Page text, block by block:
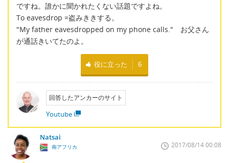
ですね。誰かに聞かれたくない話題ですよね。
To eavesdrop =盗みききする。
"My father eavesdropped on my phone calls." お父さん
が通話きいてたのよ。
役に立った 6
回答したアンカーのサイト
Youtube
Natsai
南アフリカ 2017/08/14 00:08